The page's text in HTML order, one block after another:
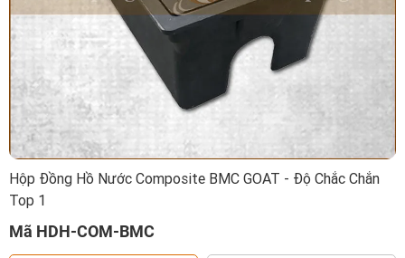
Hộp Đồng Hồ Nước Composite BMC GOAT - Độ Chắc Chắn
Top 1
Mã HDH-COM-BMC